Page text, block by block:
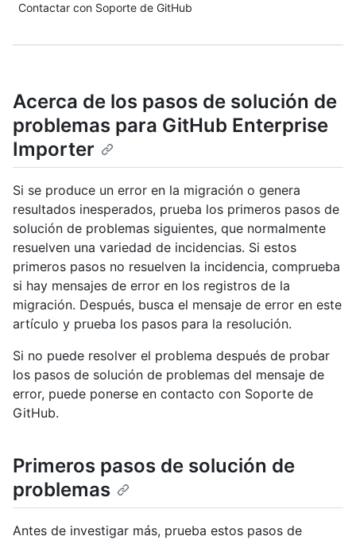
Contactar con Soporte de GitHub
Acerca de los pasos de solución de
problemas para GitHub Enterprise
Importer
Si se produce un error en la migración o genera
resultados inesperados, prueba los primeros pasos de
solución de problemas siguientes, que normalmente
resuelven una variedad de incidencias. Si estos
primeros pasos no resuelven la incidencia, comprueba
si hay mensajes de error en los registros de la
migración. Después, busca el mensaje de error en este
artículo y prueba los pasos para la resolución.
Si no puede resolver el problema después de probar
los pasos de solución de problemas del mensaje de
error, puede ponerse en contacto con Soporte de
GitHub.
Primeros pasos de solución de
problemas
Antes de investigar más, prueba estos pasos de